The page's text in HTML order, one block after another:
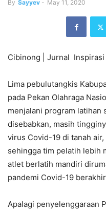
By Sayyev - May 11, 2020
Cibinong | Jurnal Inspirasi
Lima pebulutangkis
pada Pekan Olahraga
menjalani program latihan
disebabkan, masih
virus Covid-19 di tanah
sehingga tim pelatih lebih
atlet berlatih mandiri
pandemi Covid-19
Apalagi penyelenggaraan